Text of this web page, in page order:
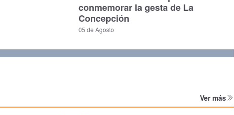
conmemorar la gesta de La
Concepción
05 de Agosto
Ver más